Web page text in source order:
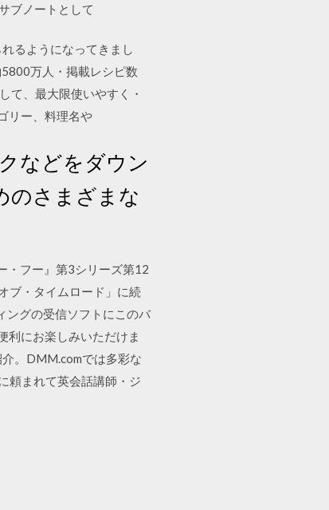
ブノートとして
るようになってきまし
万人・掲載レシピ数
て、最大限使いやすく・
リー、料理名や
などをダウン
のさまざまな
・フー』第3シリーズ第12
ブ・タイムロード」に続
ングの受信ソフトにこのバ
利にお楽しみいただけま
。DMM.comでは多彩な
頼まれて英会話講師・ジ